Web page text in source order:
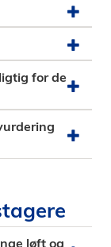
for de
løft og